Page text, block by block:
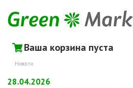
Ваша корзина пуста
Новости
28.04.2026